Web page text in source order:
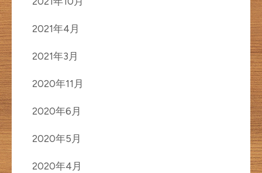
2021年4月
2021年3月
2020年11月
2020年6月
2020年5月
2020年4月